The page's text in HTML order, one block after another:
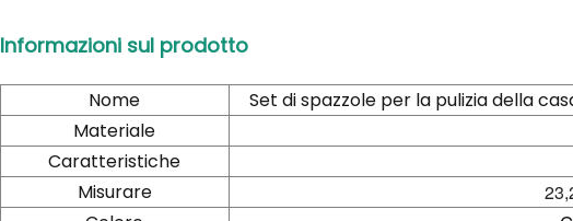
Informazioni sul prodotto
Nome
Set di spazzole per la pulizia della
Materiale
Caratteristiche
Misurare